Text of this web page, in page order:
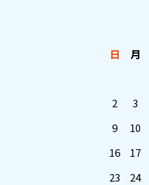
日 月
2
3
9
10
16
17
23
24